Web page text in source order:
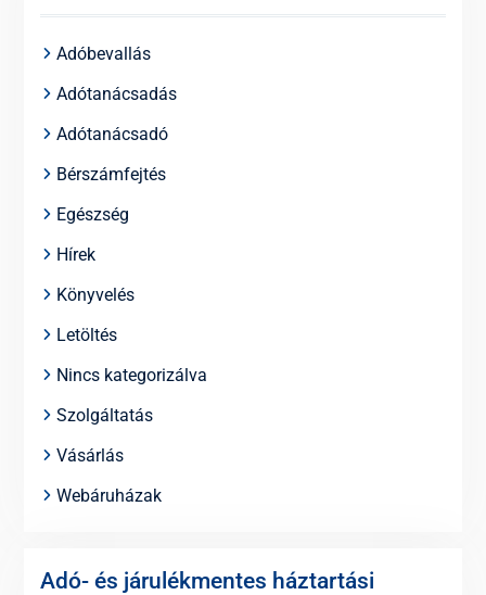
Adóbevallás
Adótanácsadás
Adótanácsadó
Bérszámfejtés
Egészség
Hírek
Könyvelés
Letöltés
Nincs kategorizálva
Szolgáltatás
Vásárlás
Webáruházak
Adó- és járulékmentes háztartási